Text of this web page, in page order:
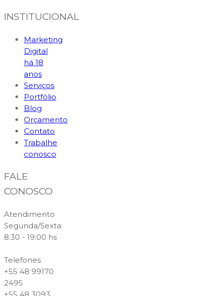
INSTITUCIONAL
Marketing
Digital
há 18
anos
Serviços
Portfólio
Blog
Orçamento
Contato
Trabalhe
conosco
FALE
CONOSCO
Atendimento
Segunda/Sexta:
8:30 - 19:00 hs
Telefones
+55 48 99170
2495